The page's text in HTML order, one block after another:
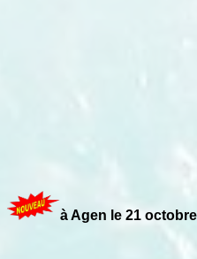
à Agen le 21